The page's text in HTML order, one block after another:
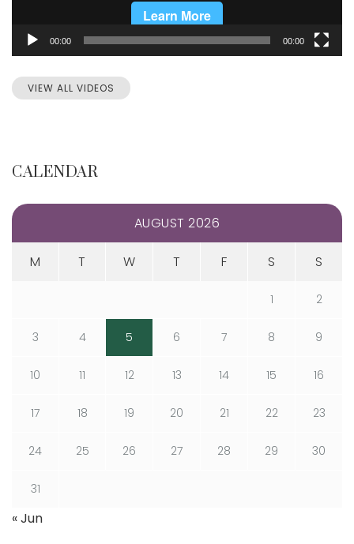
00:00 00:00
VIEW ALL VIDEOS
CALENDAR
AUGUST 2026
M T W T F S S
1 2
3 4 5 6 7 8 9
10 11 12 13 14 15 16
17 18 19 20 21 22 23
24 25 26 27 28 29 30
31
« Jun